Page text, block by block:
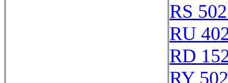
RS
RU
RD
RY